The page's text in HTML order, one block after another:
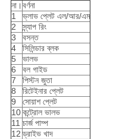
না। বর্ণনা
1
ভ্লাভ প্লেট এল/আর/এম
2
স্ন্যাপ রিং
3
বসন্ত
4
সিলিন্ডার ব্লক
5
ভালভ
6
বল গাইড
7
পিস্টন জুতা
8
রিটেইনার প্লেট
9
সোয়াশ প্লেট
10কন্ট্রোল ভালভ
11 চার্জ পাম্প
12 ড্রাইভ খাদ